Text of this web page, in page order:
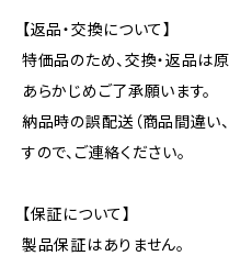
【返品・交換について】
特価品のため、交換・返品は
あらかじめご了承願います。
納品時の誤配送（商品間違い
すので、ご連絡ください。
【保証について】
製品保証はありません。